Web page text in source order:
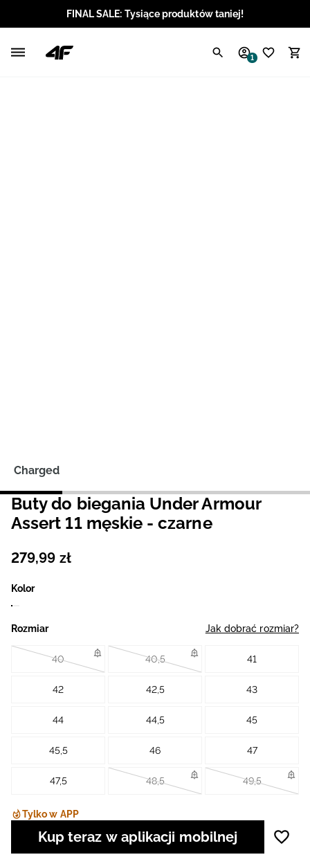
FINAL SALE: Tysiące produktów taniej!
1
Charged
Buty do biegania Under Armour
Assert 11 męskie - czarne
279,99 zł
Kolor
Rozmiar Jak dobrać rozmiar?
40 40,5 41
42 42,5 43
44 44,5 45
45,5 46 47
47,5 48,5 49,5
Tylko w APP
Kup teraz w aplikacji mobilnej